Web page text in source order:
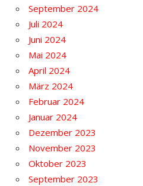
September 2024
Juli 2024
Juni 2024
Mai 2024
April 2024
März 2024
Februar 2024
Januar 2024
Dezember 2023
November 2023
Oktober 2023
September 2023